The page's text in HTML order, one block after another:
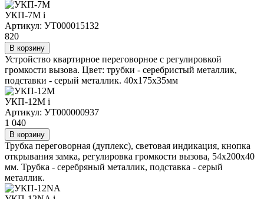
УКП-7М i
Артикул: УТ000015132
820
В корзину
Устройство квартирное переговорное с регулировкой
громкости вызова. Цвет: трубки - серебристый металлик,
подставки - серый металлик. 40х175х35мм
УКП-12М i
Артикул: УТ000000937
1 040
В корзину
Трубка переговорная (дуплекс), световая индикация, кнопка
открывания замка, регулировка громкости вызова, 54х200х40
мм. Трубка - серебряный металлик, подставка - серый
металлик.